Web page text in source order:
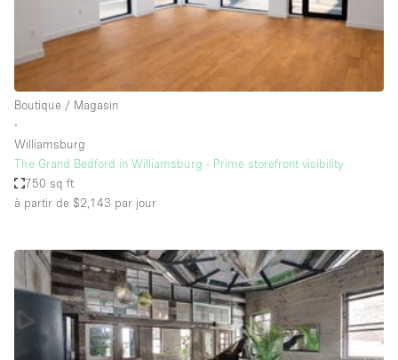
Partagé
Type de l'espace
Atelier
Autre
Boutique / Magasin
Boutique en Partage
Bureaux
Camion / Fourgon
Boutique / Magasin
∙
Williamsburg
The Grand Bedford in Williamsburg - Prime storefront visibility
750 sq ft
à partir de $2,143 par jour